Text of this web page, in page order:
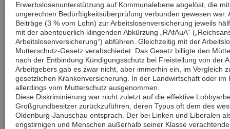
Erwerbslosenunterstützung auf Kommunalebene abgelöst, die
ungerechten Bedürftigkeitsüberprüfung verbunden gewesen
Beiträge (3 % vom Lohn) zur Arbeitslosenversicherung jeweils
mit der abenteuerlich klingenden Abkürzung „RAfAuA“
Arbeitslosenversicherung“) abführen. Gleichzeitig mit der
Mutterschutz-Gesetz verabschiedet. Das Gesetz billigte den
nach der Entbindung Kündigungsschutz bei Freistellung von der
Arbeitgebers gab es zwar nicht, aber immerhin ein, im Vergleich
gesetzlichen Krankenversicherung. In der Landwirtschaft oder
allerdings vom Mutterschutz ausgenommen.
Diese Diskriminierung war nicht zuletzt auf die effektive
Großgrundbesitzer zurückzuführen, deren Typus oft dem des
Oldenburg-Januschau entsprach. Der bei Linken und Liberalen
engstirnigen und Menschen außerhalb seiner Klasse